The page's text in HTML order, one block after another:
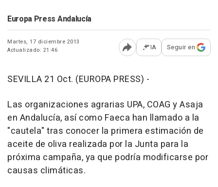
Europa Press Andalucía
Martes, 17 diciembre 2013
Actualizado: 21:46
Abrir opciones para
IA Seguir en
SEVILLA 21 Oct. (EUROPA PRESS) -
Las organizaciones agrarias UPA, COAG y Asaja
en Andalucía, así como Faeca han llamado a la
"cautela" tras conocer la primera estimación de
aceite de oliva realizada por la Junta para la
próxima campaña, ya que podría modificarse por
causas climáticas.